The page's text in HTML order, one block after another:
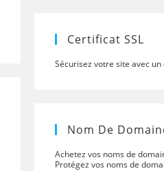
Certificat SSL
Sécurisez votre site avec un
Nom De
Achetez vos noms de
Protégez vos noms de